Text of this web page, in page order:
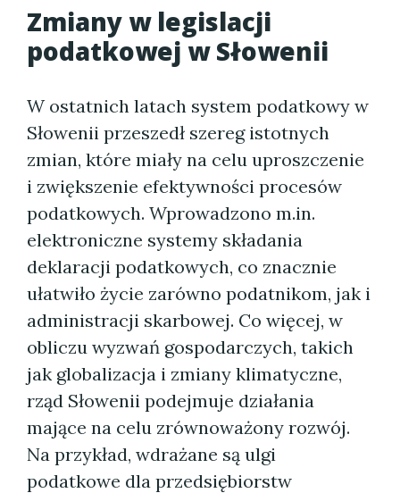
Zmiany w legislacji
podatkowej w Słowenii
W ostatnich latach system podatkowy w
Słowenii przeszedł szereg istotnych
zmian, które miały na celu uproszczenie
i zwiększenie efektywności procesów
podatkowych. Wprowadzono m.in.
elektroniczne systemy składania
deklaracji podatkowych, co znacznie
ułatwiło życie zarówno podatnikom, jak i
administracji skarbowej. Co więcej, w
obliczu wyzwań gospodarczych, takich
jak globalizacja i zmiany klimatyczne,
rząd Słowenii podejmuje działania
mające na celu zrównoważony rozwój.
Na przykład, wdrażane są ulgi
podatkowe dla przedsiębiorstw